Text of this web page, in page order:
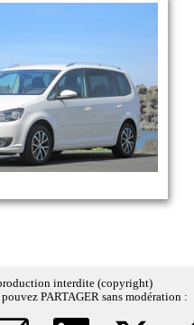
interdite (copyright)
PARTAGER sans modération :